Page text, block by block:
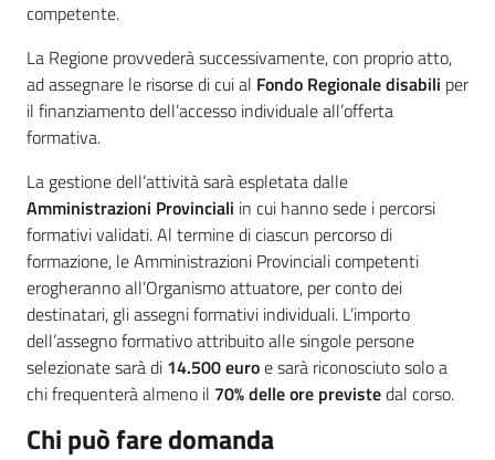
competente.
La Regione provvederà successivamente, con proprio atto,
ad assegnare le risorse di cui al Fondo Regionale disabili per
il finanziamento dell’accesso individuale all’offerta
formativa.
La gestione dell’attività sarà espletata dalle
Amministrazioni Provinciali in cui hanno sede i percorsi
formativi validati. Al termine di ciascun percorso di
formazione, le Amministrazioni Provinciali competenti
erogheranno all’Organismo attuatore, per conto dei
destinatari, gli assegni formativi individuali. L’importo
dell’assegno formativo attribuito alle singole persone
selezionate sarà di 14.500 euroe sarà riconosciuto solo a
chi frequenterà almeno il 70% delle ore previstedal corso.
Chi può fare domanda